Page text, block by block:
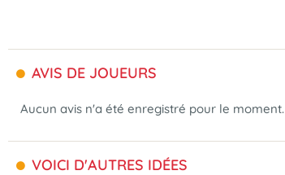
AVIS DE JOUEURS
Aucun avis n'a été enregistré pour le moment.
VOICI D'AUTRES IDÉES